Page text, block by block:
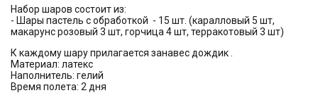
Набор шаров состоит из:
- Шары пастель с обработкой - 15 шт. (каралловый 5 шт,
макарунс розовый 3 шт, горчица 4 шт, терракотовый 3 шт)
К каждому шару прилагается занавес дождик .
Материал: латекс
Наполнитель: гелий
Время полета: 2 дня